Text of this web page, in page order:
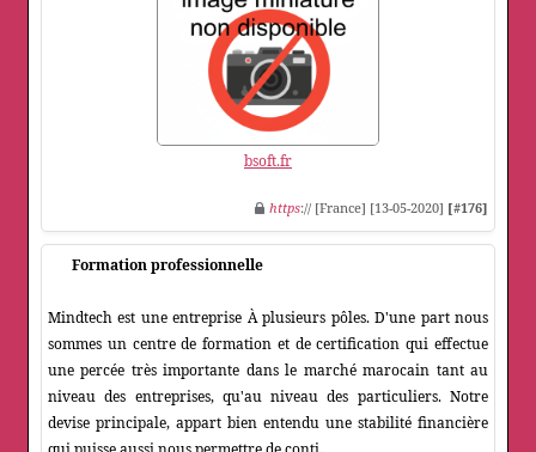
bsoft.fr
https:// [France] [13-05-2020] [#176]
Formation professionnelle
Mindtech est une entreprise À plusieurs pôles. D'une part nous
sommes un centre de formation et de certification qui effectue
une percée très importante dans le marché marocain tant au
niveau des entreprises, qu'au niveau des particuliers. Notre
devise principale, appart bien entendu une stabilité financière